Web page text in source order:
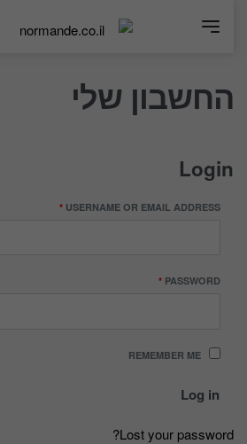
החשבון שלי
Login
USERNAME OR EMAIL ADDRESS
*
PASSWORD
*
REMEMBER ME
Log in
Lost your password?